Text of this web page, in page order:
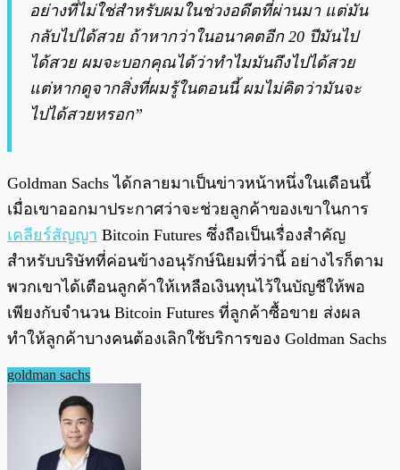
อย่างที่ไม่ใช่สำหรับผมในช่วงอดีตที่ผ่านมา แต่มัน
กลับไปได้สวย ถ้าหากว่าในอนาคตอีก 20 ปีมันไป
ได้สวย ผมจะบอกคุณได้ว่าทำไมมันถึงไปได้สวย
แต่หากดูจากสิ่งที่ผมรู้ในตอนนี้ ผมไม่คิดว่ามันจะ
ไปได้สวยหรอก”
Goldman Sachs ได้กลายมาเป็นข่าวหน้าหนึ่งในเดือนนี้
เมื่อเขาออกมาประกาศว่าจะช่วยลูกค้าของเขาในการ
เคลียร์สัญญา Bitcoin Futures ซึ่งถือเป็นเรื่องสำคัญ
สำหรับบริษัทที่ค่อนข้างอนุรักษ์นิยมที่ว่านี้ อย่างไรก็ตาม
พวกเขาได้เตือนลูกค้าให้เหลือเงินทุนไว้ในบัญชีให้พอ
เพียงกับจำนวน Bitcoin Futures ที่ลูกค้าซื้อขาย ส่งผล
ทำให้ลูกค้าบางคนต้องเลิกใช้บริการของ Goldman Sachs
goldman sachs